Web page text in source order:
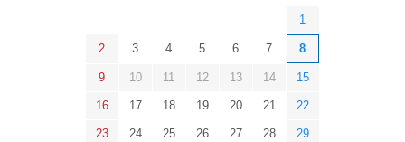
1
2 3 4 5 6 7 8
9 10 11 12 13 14 15
16 17 18 19 20 21 22
23 24 25 26 27 28 29